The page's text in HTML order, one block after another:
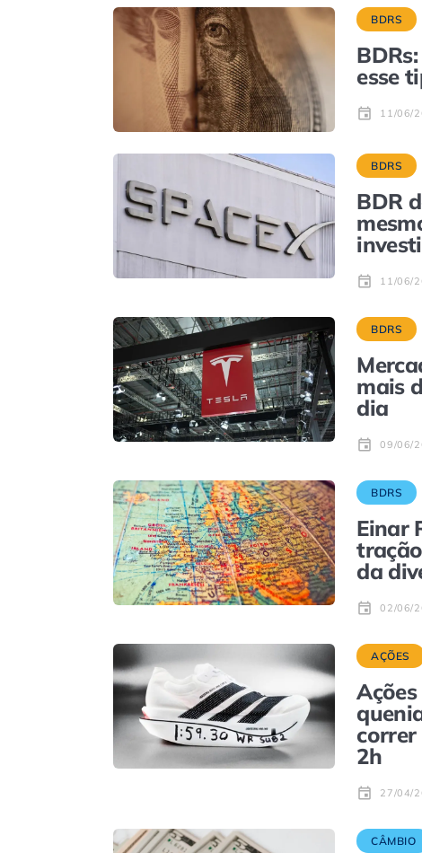
BDRS
esse
11/06/
BDRS
BDR
11/06/
BDRS
mais
dia
09/06/
BDRS
Einar
da
02/06/
AÇÕES
2h
27/04/
CÂMBIO